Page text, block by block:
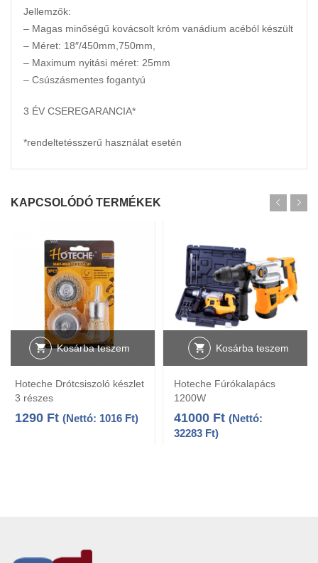
Jellemzők:
– Magas minőségű kovácsolt króm vanádium acéból készült
– Méret: 18″/450mm,750mm,
– Maximum nyitási méret: 25mm
– Csúszásmentes fogantyú
3 ÉV CSEREGARANCIA*
*rendeltetésszerű használat esetén
KAPCSOLÓDÓ TERMÉKEK
Kosárba teszem
Hoteche Drótcsiszoló készlet
3 részes
1290 Ft (Nettó: 1016 Ft)
Kosárba teszem
Hoteche Fúrókalapács
1200W
41000 Ft (Nettó:
32283 Ft)